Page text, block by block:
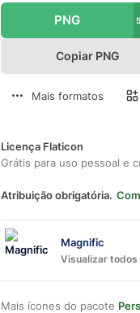
PNG
Copiar PNG
Mais formatos
Licença Flaticon
Grátis para uso pessoal e
Atribuição obrigatória.
Magnific
Visualizar
Mais ícones do pacote